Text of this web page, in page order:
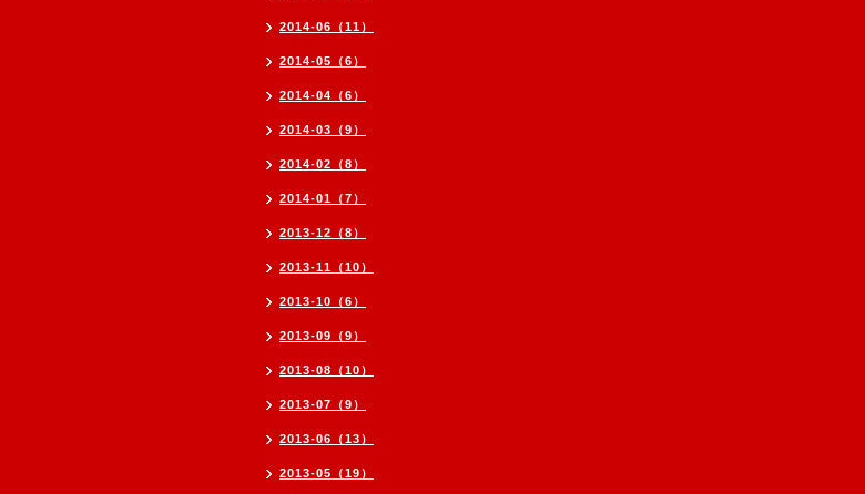
2014-06（11）
2014-05（6）
2014-04（6）
2014-03（9）
2014-02（8）
2014-01（7）
2013-12（8）
2013-11（10）
2013-10（6）
2013-09（9）
2013-08（10）
2013-07（9）
2013-06（13）
2013-05（19）